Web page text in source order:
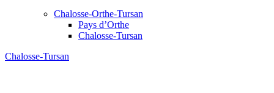
Chalosse-Orthe-Tursan
Pays d’Orthe
Chalosse-Tursan
Chalosse-Tursan